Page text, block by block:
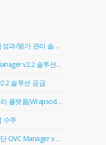
[전자신문 etnews 기사] 성과/평가 관리 솔루션 '골인원(Goal In One)' 출시
대림코퍼레이션 OVC Manager v2.2 솔루션 공급
솔루션 공급
SK(주)C&C 보안문서 관리 플랫폼(Wrapsody) 협력업체 등록
수주
경기도 감염병관리지원단 OVC Manager v2.2 솔루션 공급